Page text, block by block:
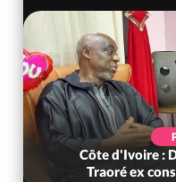
? Mamadou
a recou...